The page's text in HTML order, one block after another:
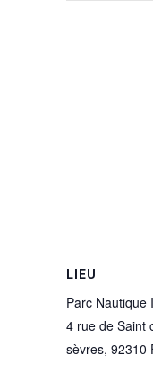
LIEU
Parc Nautique
4 rue de Saint
sèvres, 92310